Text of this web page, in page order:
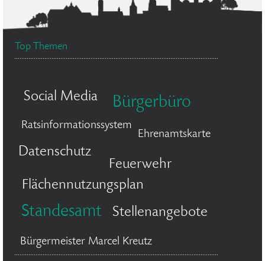
Top Themen
Social Media Bürgerbüro
Ratsinformationssystem
Ehrenamtskarte
Datenschutz
Feuerwehr
Flächennutzungsplan
Standesamt Stellenangebote
Bürgermeister Marcel Kreutz